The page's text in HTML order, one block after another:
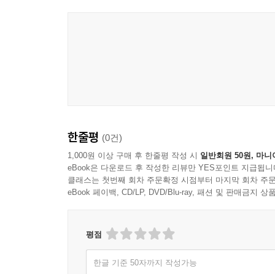
11장. 90일 확산은 팀 수를 늘리는 일이 아니라 기
1절. 확산 대상을 고를 때 업무 유사성과 책임 구조
2절. 팀별 편차를 줄이는 공통 정책과 로컬 예외를
3절. 로그, 교육, 승인 체계를 늘릴 때 병목이 생기
12장. 전사 정착은 도구 확산이 아니라 운영 체계
1절. 180일 안에 정책, 감사, 보안, 교육을 어떻게
한줄평 (0건)
1,000원 이상 구매 후 한줄평 작성 시 일반회원 50원, 마니
eBook은 다운로드 후 작성한 리뷰만 YES포인트 지급됩니
클래스는 첫번째 회차 주문확정 시점부터 마지막 회차 주
eBook 페이백, CD/LP, DVD/Blu-ray, 패션 및 판매금지 상
평점
한글 기준 50자까지 작성가능